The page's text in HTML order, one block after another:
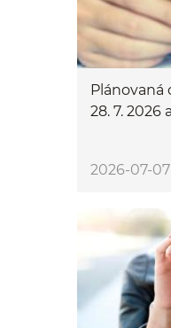
28. 7. 2026
2026-07-07